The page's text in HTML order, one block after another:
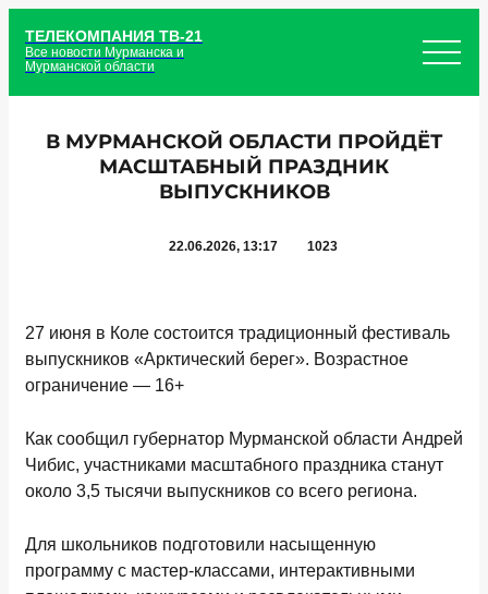
ТЕЛЕКОМПАНИЯ ТВ-21
Все новости Мурманска и
Мурманской области
В МУРМАНСКОЙ ОБЛАСТИ ПРОЙДЁТ
МАСШТАБНЫЙ ПРАЗДНИК
ВЫПУСКНИКОВ
22.06.2026, 13:17 1023
27 июня в Коле состоится традиционный фестиваль
выпускников «Арктический берег». Возрастное
ограничение — 16+
Как сообщил губернатор Мурманской области Андрей
Чибис, участниками масштабного праздника станут
около 3,5 тысячи выпускников со всего региона.
Для школьников подготовили насыщенную
программу с мастер-классами, интерактивными